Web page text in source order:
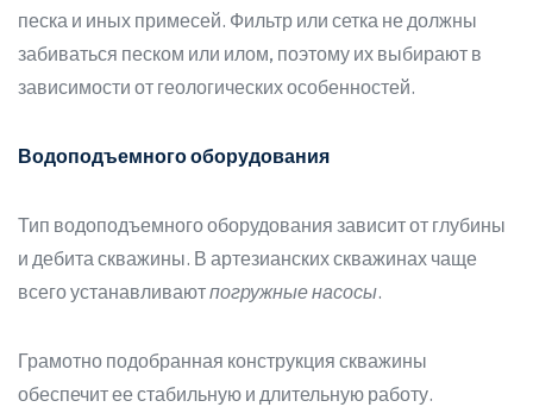
песка и иных примесей. Фильтр или сетка не должны
забиваться песком или илом, поэтому их выбирают в
зависимости от геологических особенностей.
Водоподъемного оборудования
Тип водоподъемного оборудования зависит от глубины
и дебита скважины. В артезианских скважинах чаще
всего устанавливаютпогружные насосы.
Грамотно подобранная конструкция скважины
обеспечит ее стабильную и длительную работу.